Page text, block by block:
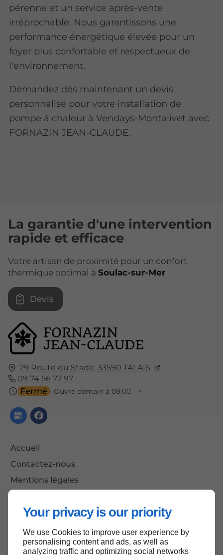
Your privacy is our priority
We use Cookies to improve user experience by
personalising content and ads, as well as
analyzing traffic and optimizing social networks
pérenne et un service après-vente
irréprochable. Nous garantissons une
performance énergétique élevée pour un
foyer plus confortable et respectueux de
l'environnement.
Demandez dès maintenant un devis
personnalisé pour votre installation de
pompe à chaleur à Vendays-Montalivet avec
FORNAZIN JEAN-CLAUDE.
29 Route du Stade, 33590 TALAIS
09 74 56 77 97
Fermé ⋅ Ouvre demain à 08:00
Accueil
Contactez-nous
Mentions légales
La garantie d'une intervention
rapide et efficace
Votre artisan de proximité pour un confort
thermique optimal à Soulac-sur-Mer
Devis
Haut de page